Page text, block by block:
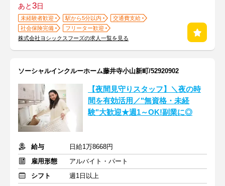
あと3日
未経験者歓迎 駅から5分以内
交通費支給
社会保険完備
フリーター歓迎
株式会社ヨシックスフーズの求人一覧を見る
ソーシャルインクルーホーム藤井寺小山新町/52920902
【夜間見守りスタッフ】＼夜の時
間を有効活用／"無資格・未経
験"大歓迎★週1～OK!副業に◎
給与
日給1万8668円
雇用形態
アルバイト・パート
シフト
週1日以上